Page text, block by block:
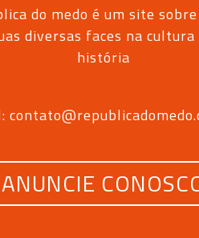
do medo é um site
diversas faces na cultura
história
ANUNCIE